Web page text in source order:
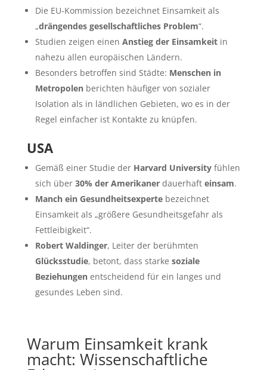
Die EU-Kommission bezeichnet Einsamkeit als
„drängendes gesellschaftliches Problem“.
Studien zeigen einen Anstieg der Einsamkeitin
nahezu allen europäischen Ländern.
Besonders betroffen sind Städte: Menschen in
Metropolenberichten häufiger von sozialer
Isolation als in ländlichen Gebieten, wo es in der
Regel einfacher ist Kontakte zu knüpfen.
USA
Gemäß einer Studie der Harvard Universityfühlen
sich über 30% der Amerikanerdauerhaft einsam.
Manch ein Gesundheitsexpertebezeichnet
Einsamkeit als „größere Gesundheitsgefahr als
Fettleibigkeit“.
Robert Waldinger, Leiter der berühmten
Glücksstudie, betont, dass starke soziale
Beziehungenentscheidend für ein langes und
gesundes Leben sind.
Warum Einsamkeit krank
macht: Wissenschaftliche